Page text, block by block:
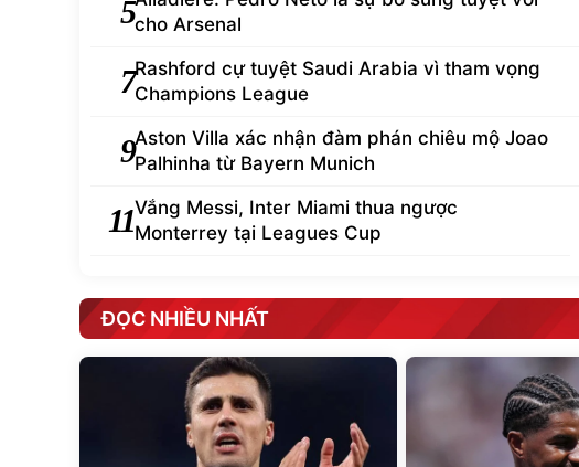
5cho Arsenal
7Rashford cự tuyệt Saudi Arabia vì tham vọng
Champions League
9Aston Villa xác nhận đàm phán chiêu mộ Joao
Palhinha từ Bayern Munich
11Vắng Messi, Inter Miami thua ngược
Monterrey tại Leagues Cup
ĐỌC NHIỀU NHẤT